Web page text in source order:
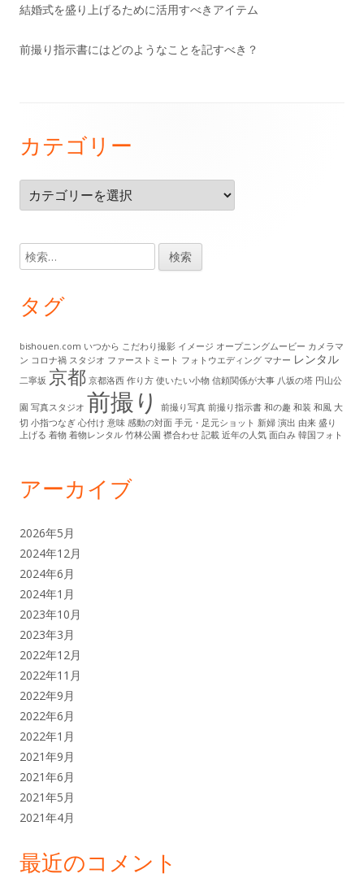
結婚式を盛り上げるために活用すべきアイテム
前撮り指示書にはどのようなことを記すべき？
ッ
タ
ー・
ン
ン
ツ
カテゴリー
テ
リ
ー
検
索:
タグ
bishouen.com いつから こだわり撮影 イメージ オープニングムービー カメラマ
ン コロナ禍 スタジオ ファーストミート フォトウエディング マナー レンタル
二寧坂 京都 京都洛西 作り方 使いたい小物 信頼関係が大事 八坂の塔 円山公
園 写真スタジオ 前撮り 前撮り写真 前撮り指示書 和の趣 和装 和風 大
切 小指つなぎ 心付け 意味 感動の対面 手元・足元ショット 新婦 演出 由来 盛り
上げる 着物 着物レンタル 竹林公園 襟合わせ 記載 近年の人気 面白み 韓国フォト
アーカイブ
2026年5月
2024年12月
2024年6月
2024年1月
2023年10月
2023年3月
2022年12月
2022年11月
2022年9月
2022年6月
2022年1月
2021年9月
2021年6月
2021年5月
2021年4月
最近のコメント